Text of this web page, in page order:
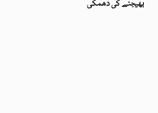
بھیجنے کی دھمکی